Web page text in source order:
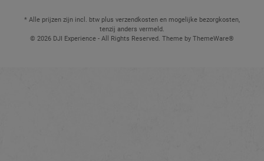
* Alle prijzen zijn incl. btw plus verzendkosten en mogelijke bezorgkosten,
tenzij anders vermeld.
© 2026 DJI Experience - All Rights Reserved. Theme by ThemeWare®